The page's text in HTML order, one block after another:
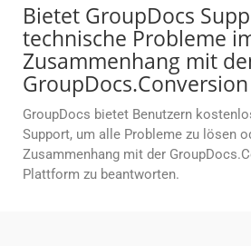
Bietet GroupDocs
technische Probleme
Zusammenhang mit
GroupDocs bietet Benutzern
Support, um alle Probleme zu lösen
Zusammenhang mit der
Plattform zu beantworten.